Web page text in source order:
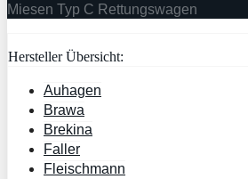
Miesen Typ C Rettungswagen
Hersteller Übersicht:
Auhagen
Brawa
Brekina
Faller
Fleischmann